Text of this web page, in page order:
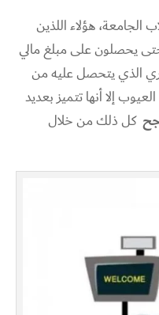
الجامعة، هؤلاء اللذين
يحصلون على مبلغ مالي
الذي يتحصل عليه من
إلا أنها تتميز بعديد
كل ذلك من خلال